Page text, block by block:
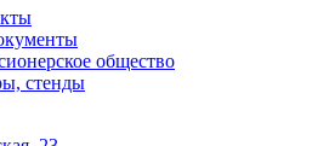
общество
стенды